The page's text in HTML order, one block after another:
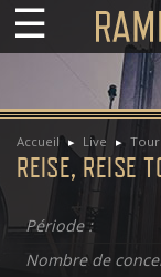
☰
Accueil Live
REISE, REISE
Période :
Nombre de